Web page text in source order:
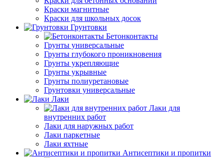
Краски магнитные
Краски для школьных досок
Грунтовки
Бетонконтакты
Грунты универсальные
Грунты глубокого проникновения
Грунты укрепляющие
Грунты укрывные
Грунты полиуретановые
Грунтовки универсальные
Лаки
Лаки для
внутренних работ
Лаки для наружных работ
Лаки паркетные
Лаки яхтные
Антисептики и пропитки